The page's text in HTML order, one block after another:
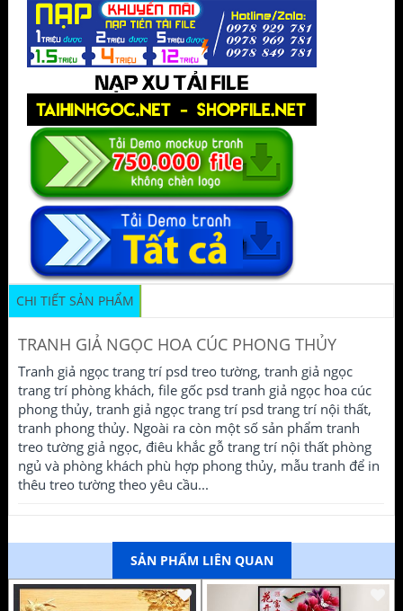
CHI TIẾT SẢN PHẨM
TRANH GIẢ NGỌC HOA CÚC PHONG THỦY
Tranh giả ngọc trang trí psd treo tường, tranh giả ngọc
trang trí phòng khách, file gốc psd tranh giả ngọc hoa cúc
phong thủy, tranh giả ngọc trang trí psd trang trí nội thất,
tranh phong thủy. Ngoài ra còn một số sản phẩm tranh
treo tường giả ngọc, điêu khắc gỗ trang trí nội thất phòng
ngủ và phòng khách phù hợp phong thủy, mẫu tranh để in
thêu treo tường theo yêu cầu...
SẢN PHẨM LIÊN QUAN